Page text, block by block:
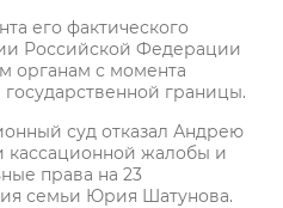
его фактического
Российской Федерации
органам с момента
границы.
суд отказал Андрею
кассационной жалобы и
права на 23
семьи Юрия Шатунова.